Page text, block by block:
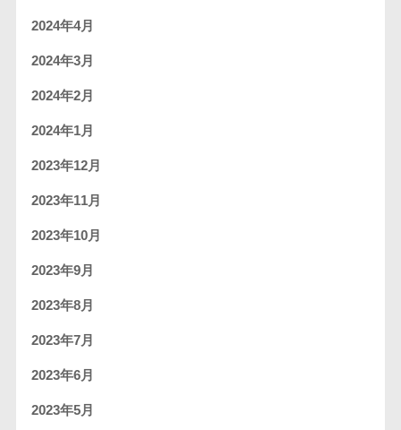
2024年4月
2024年3月
2024年2月
2024年1月
2023年12月
2023年11月
2023年10月
2023年9月
2023年8月
2023年7月
2023年6月
2023年5月